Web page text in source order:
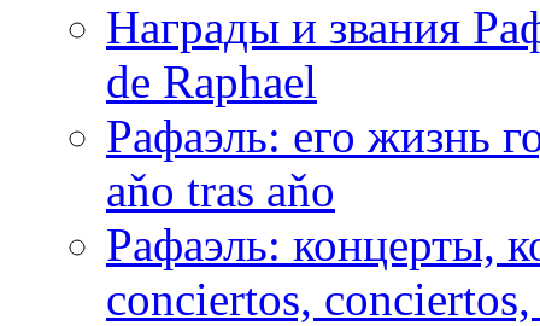
Награды и звания
de Raphael
Рафаэль: его жизнь
aňo tras aňo
Рафаэль: концерты,
conciertos,